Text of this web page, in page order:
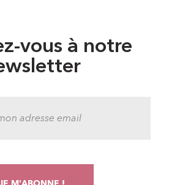
vous à notre